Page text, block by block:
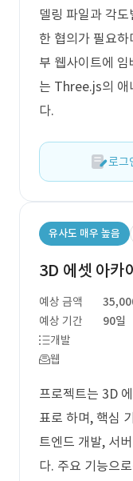
델링 파일과 각
한 협의가 필요
부 웹사이트에
는 Three.js의 애
다.
로그
유사도 매우 높음
3D 에셋 아카
예상 금액
예상 기간
90일
개발
웹
프로젝트는 3D
표로 하며, 핵심
트엔드 개발, 서
다. 주요 기능으